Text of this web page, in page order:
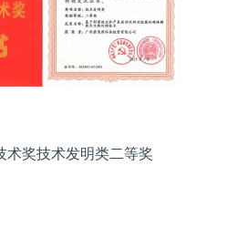
术奖技术发明类二等奖